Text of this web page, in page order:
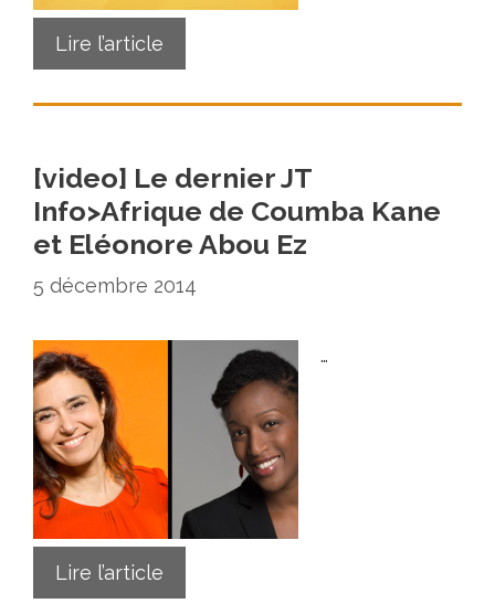
Lire l’article
[video] Le dernier JT
Info>Afrique de Coumba Kane
et Eléonore Abou Ez
5 décembre 2014
…
Lire l’article